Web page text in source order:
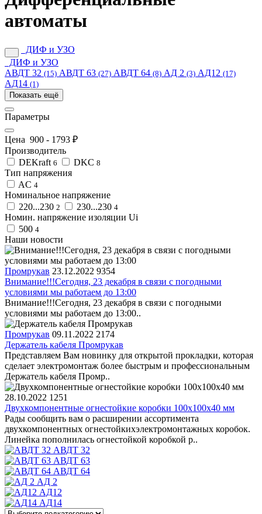
автоматы
ДИФ и УЗО
ДИФ и УЗО
АВДТ 32 (15) АВДТ 63 (27) АВДТ 64 (8) АД 2 (3) АД12 (17)
АД14 (1)
Показать ещё
Параметры
Цена 900 - 1793 ₽
Производитель
DEKraft 6 DKC 8
Тип напряжения
AC 4
Номинальное напряжение
220...230 2 230...230 4
Номин. напряжение изоляции Ui
500 4
Наши новости
Промрукав 23.12.2022 9354
Внимание!!!Сегодня, 23 декабря в связи с погодными
условиями мы работаем до 13:00
Внимание!!!Сегодня, 23 декабря в связи с погодными
условиями мы работаем до 13:00..
Промрукав 09.11.2022 2174
Держатель кабеля Промрукав
Представляем Вам новинку для открытой прокладки, которая
сделает электромонтаж более быстрым и профессиональным
Держатель кабеля Промр..
28.10.2022 1251
Двухкомпонентные огнестойкие коробки 100х100х40 мм
Рады сообщить вам о расширении ассортимента
двухкомпонентных огнестойкихэлектромонтажных коробок.
Линейка пополнилась огнестойкой коробкой р..
АВДТ 32
АВДТ 63
АВДТ 64
АД 2
АД12
АД14